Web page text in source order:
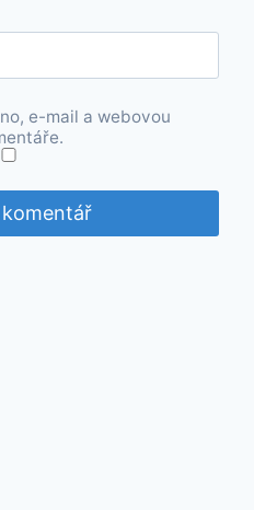
e-mail a webovou